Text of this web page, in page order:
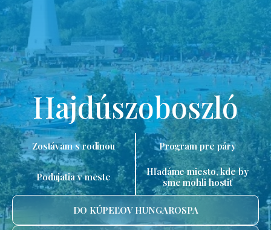
Hajdúszoboszló
Zostávam s rodinou Program pre páry
Podujatia v meste
Hľadáme miesto, kde by
sme mohli hostiť
DO KÚPEĽOV HUNGAROSPA